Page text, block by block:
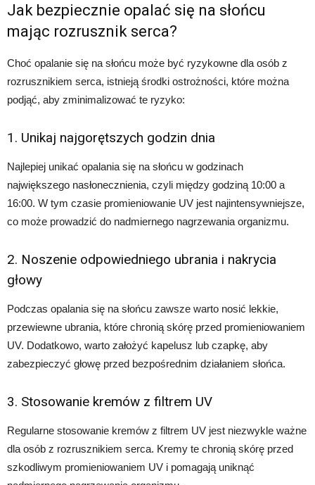
Jak bezpiecznie opalać się na słońcu
mając rozrusznik serca?
Choć opalanie się na słońcu może być ryzykowne dla osób z
rozrusznikiem serca, istnieją środki ostrożności, które można
podjąć, aby zminimalizować te ryzyko:
1. Unikaj najgorętszych godzin dnia
Najlepiej unikać opalania się na słońcu w godzinach
największego nasłonecznienia, czyli między godziną 10:00 a
16:00. W tym czasie promieniowanie UV jest najintensywniejsze,
co może prowadzić do nadmiernego nagrzewania organizmu.
2. Noszenie odpowiedniego ubrania i nakrycia
głowy
Podczas opalania się na słońcu zawsze warto nosić lekkie,
przewiewne ubrania, które chronią skórę przed promieniowaniem
UV. Dodatkowo, warto założyć kapelusz lub czapkę, aby
zabezpieczyć głowę przed bezpośrednim działaniem słońca.
3. Stosowanie kremów z filtrem UV
Regularne stosowanie kremów z filtrem UV jest niezwykle ważne
dla osób z rozrusznikiem serca. Kremy te chronią skórę przed
szkodliwym promieniowaniem UV i pomagają uniknąć